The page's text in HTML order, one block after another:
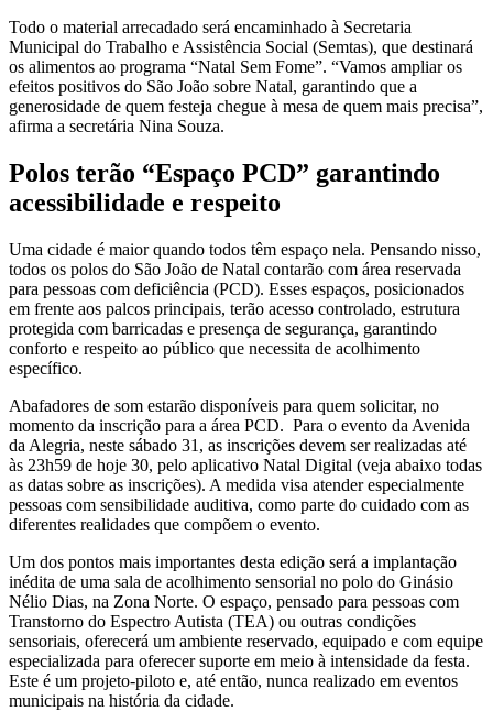
Todo o material arrecadado será encaminhado à Secretaria
Municipal do Trabalho e Assistência Social (Semtas), que destinará
os alimentos ao programa “Natal Sem Fome”. “Vamos ampliar os
efeitos positivos do São João sobre Natal, garantindo que a
generosidade de quem festeja chegue à mesa de quem mais precisa”,
afirma a secretária Nina Souza.
Polos terão “Espaço PCD” garantindo
acessibilidade e respeito
Uma cidade é maior quando todos têm espaço nela. Pensando nisso,
todos os polos do São João de Natal contarão com área reservada
para pessoas com deficiência (PCD). Esses espaços, posicionados
em frente aos palcos principais, terão acesso controlado, estrutura
protegida com barricadas e presença de segurança, garantindo
conforto e respeito ao público que necessita de acolhimento
específico.
Abafadores de som estarão disponíveis para quem solicitar, no
momento da inscrição para a área PCD. Para o evento da Avenida
da Alegria, neste sábado 31, as inscrições devem ser realizadas até
às 23h59 de hoje 30, pelo aplicativo Natal Digital (veja abaixo todas
as datas sobre as inscrições). A medida visa atender especialmente
pessoas com sensibilidade auditiva, como parte do cuidado com as
diferentes realidades que compõem o evento.
Um dos pontos mais importantes desta edição será a implantação
inédita de uma sala de acolhimento sensorial no polo do Ginásio
Nélio Dias, na Zona Norte. O espaço, pensado para pessoas com
Transtorno do Espectro Autista (TEA) ou outras condições
sensoriais, oferecerá um ambiente reservado, equipado e com equipe
especializada para oferecer suporte em meio à intensidade da festa.
Este é um projeto-piloto e, até então, nunca realizado em eventos
municipais na história da cidade.